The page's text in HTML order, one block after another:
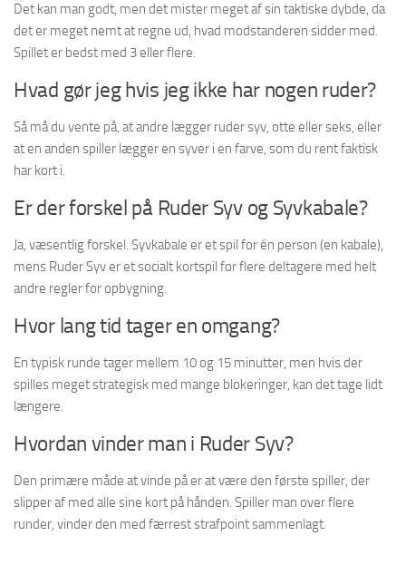
Det kan man godt, men det mister meget af sin taktiske dybde, da
det er meget nemt at regne ud, hvad modstanderen sidder med.
Spillet er bedst med 3 eller flere.
Hvad gør jeg hvis jeg ikke har nogen ruder?
Så må du vente på, at andre lægger ruder syv, otte eller seks, eller
at en anden spiller lægger en syver i en farve, som du rent faktisk
har kort i.
Er der forskel på Ruder Syv og Syvkabale?
Ja, væsentlig forskel. Syvkabale er et spil for én person (en kabale),
mens Ruder Syv er et socialt kortspil for flere deltagere med helt
andre regler for opbygning.
Hvor lang tid tager en omgang?
En typisk runde tager mellem 10 og 15 minutter, men hvis der
spilles meget strategisk med mange blokeringer, kan det tage lidt
længere.
Hvordan vinder man i Ruder Syv?
Den primære måde at vinde på er at være den første spiller, der
slipper af med alle sine kort på hånden. Spiller man over flere
runder, vinder den med færrest strafpoint sammenlagt.